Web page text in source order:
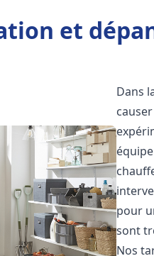
et
Dans
pour
sont
Nos